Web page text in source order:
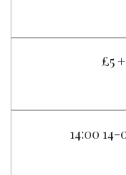
£5
14:00 14-